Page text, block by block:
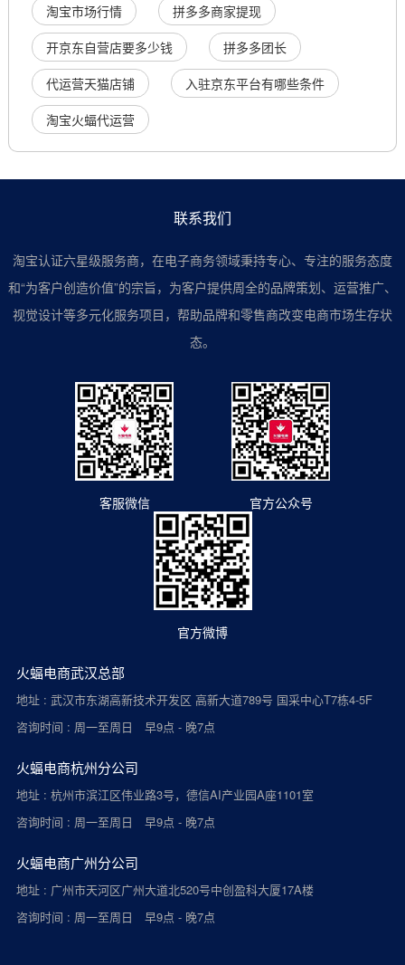
淘宝市场行情
拼多多商家提现
开京东自营店要多少钱
拼多多团长
代运营天猫店铺
入驻京东平台有哪些条件
淘宝火蝠代运营
联系我们
淘宝认证六星级服务商，在电子商务领域秉持专心、专注的服务态度
和“为客户创造价值”的宗旨，为客户提供周全的品牌策划、运营推广、
视觉设计等多元化服务项目，帮助品牌和零售商改变电商市场生存状
态。
客服微信 官方公众号
官方微博
火蝠电商武汉总部
地址 : 武汉市东湖高新技术开发区 高新大道789号 国采中心T7栋4-5F
咨询时间 : 周一至周日 早9点 - 晚7点
火蝠电商杭州分公司
地址 : 杭州市滨江区伟业路3号，德信AI产业园A座1101室
咨询时间 : 周一至周日 早9点 - 晚7点
火蝠电商广州分公司
地址 : 广州市天河区广州大道北520号中创盈科大厦17A楼
咨询时间 : 周一至周日 早9点 - 晚7点